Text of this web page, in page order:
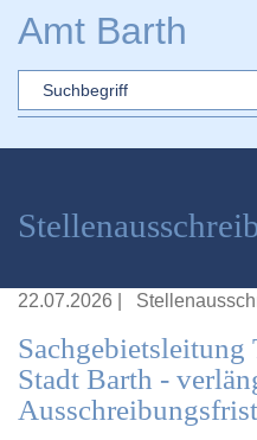
Amt Barth
Sword
22.07.2026
Stadt Barth -
Ausschreibungsfrist